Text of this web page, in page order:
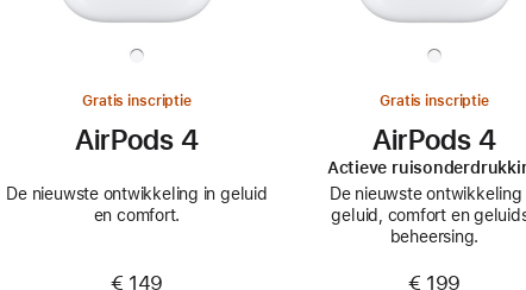
Gratis inscriptie
AirPods 4
De nieuwste ontwikkeling in geluid
en comfort.
€ 149
Gratis inscriptie
AirPods 4
Actieve
De nieuwste ontwikkeling
geluid, comfort en
beheersing.
€ 199